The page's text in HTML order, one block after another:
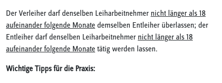
Der Verleiher darf denselben Leiharbeitnehmer nicht länger als 18
aufeinander folgende Monate demselben Entleiher überlassen; der
Entleiher darf denselben Leiharbeitnehmer nicht länger als 18
aufeinander folgende Monate tätig werden lassen.
Wichtige Tipps für die Praxis: